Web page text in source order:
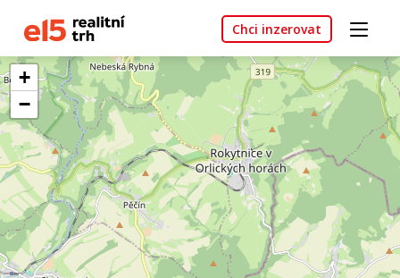
Chci inzerovat
+
−